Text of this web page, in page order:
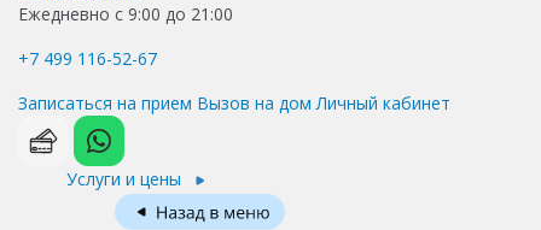
Ежедневно с 9:00 до 21:00
+7 499 116-52-67
Записаться на прием Вызов на дом Личный кабинет
Услуги и цены